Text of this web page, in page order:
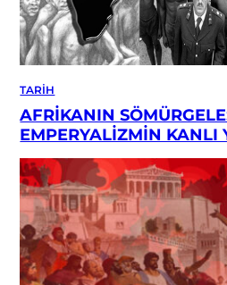
TARIH
AFRİKANIN
EMPERYALİZMİN KANLI